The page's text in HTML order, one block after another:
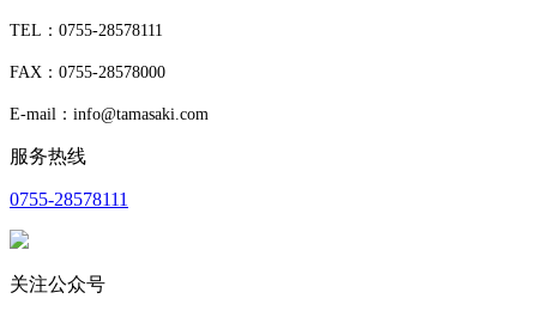
TEL：0755-28578111
FAX：0755-28578000
E-mail：info@tamasaki.com
服务热线
0755-28578111
关注公众号